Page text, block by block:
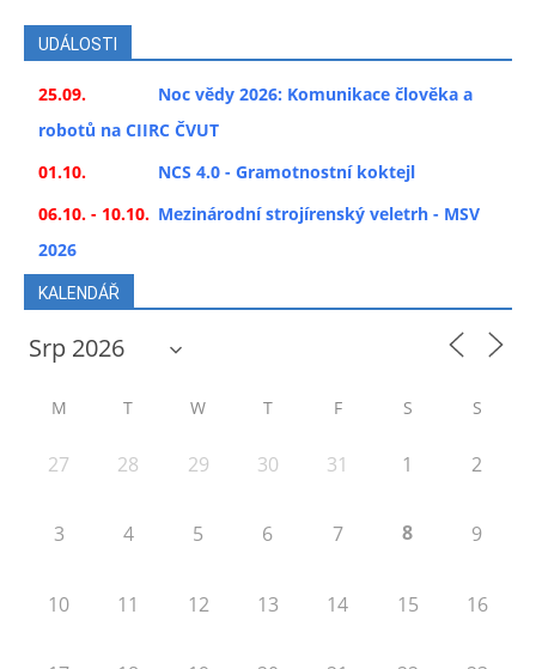
UDÁLOSTI
25.09.
Noc vědy 2026: Komunikace člověka a
robotů na CIIRC ČVUT
01.10.
NCS 4.0 - Gramotnostní koktejl
06.10. - 10.10. Mezinárodní strojírenský veletrh - MSV
2026
KALENDÁŘ
M T W T F S S
27 28 29 30 31 1 2
3 4 5 6 7 8 9
10 11 12 13 14 15 16